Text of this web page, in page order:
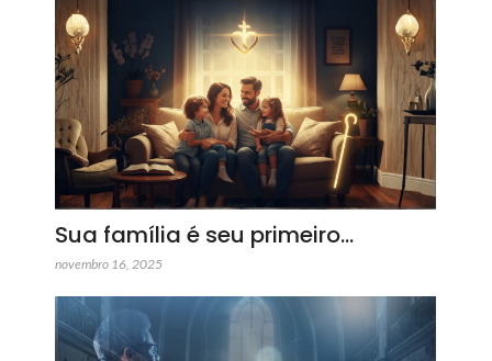
Sua família é seu primeiro…
novembro 16, 2025